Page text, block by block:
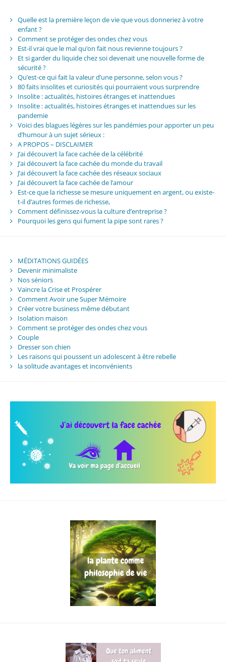
Quelle est la première leçon de vie que vous donneriez à votre
enfant ?
Comment se protéger des ondes chez vous
Est-il vrai que le mal qu’on fait nous revienne toujours ?
Et si garder du liquide chez soi devenait une nouvelle forme de
sécurité ?
Qu’est-ce qui fait la valeur d’une personne, selon vous ?
80 faits insolites et curiosités qui pourraient vous surprendre
Insolite : actualités, histoires étranges et inattendues
Insolite : actualités, histoires étranges et inattendues sur les
pandemie
Voici des blagues légères sur les pandémies pour apporter un peu
d’humour à un sujet sérieux :
A PROPOS – DISCLAIMER
J’ai découvert la face cachée de la célébrité
J’ai découvert la face cachée du monde du travail
J’ai découvert la face cachée des réseaux sociaux
J’ai découvert la face cachée de l’amour
Est-ce que la richesse se mesure uniquement en argent, ou existe-
t-il d’autres formes de richesse,
Comment définissez-vous la culture d’entreprise ?
Pourquoi les gens qui fument la pipe sont rares ?
MÉDITATIONS GUIDÉES
Devenir minimaliste
Nos séniors
Vaincre la Crise et Prospérer
Comment Avoir une Super Mémoire
Créer votre business même débutant
Isolation maison
Comment se protéger des ondes chez vous
Couple
Dresser son chien
Les raisons qui poussent un adolescent à être rebelle
la solitude avantages et inconvénients